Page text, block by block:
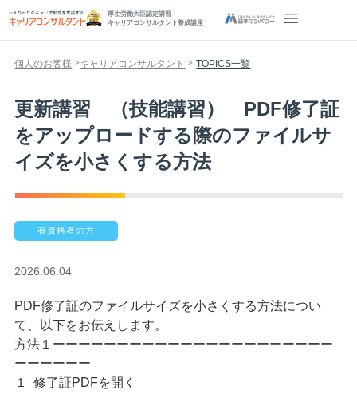
厚生労働大臣認定講習
キャリアコンサルタント養成講座
個人のお客様 キャリアコンサルタント TOPICS一覧
更新講習 （技能講習） PDF修了証
をアップロードする際のファイルサ
イズを小さくする方法
有資格者の方
2026.06.04
PDF修了証のファイルサイズを小さくする方法につい
て、以下をお伝えします。
方法１ーーーーーーーーーーーーーーーーーーーーーー
ーーーーーー
１ 修了証PDFを開く